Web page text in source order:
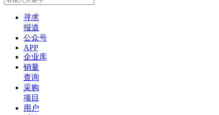
寻求
报道
公众号
APP
企业库
销量
查询
采购
项目
用户